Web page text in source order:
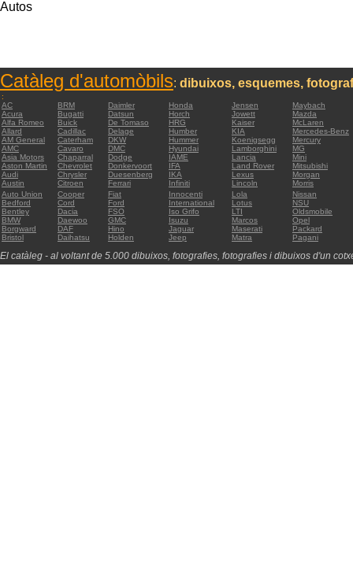
Autos
Catàleg d'automòbils: dibuixos, esquemes,
:
AC
BRM Daimler Honda Jensen
Maybach
Acura
Bugatti Datsun Horch Jowett
Mazda
Alfa Romeo
Buick De Tomaso HRG Kaiser
McLaren
Allard
Cadillac Delage Humber KIA
Mercedes-Benz
AM General
Caterham DKW Hummer Koenigsegg
Mercury
AMC
Cavaro DMC Hyundai Lamborghini
MG
Asia Motors
Chaparral Dodge IAME Lancia
Mini
Aston Martin
Chevrolet Donkervoort IFA Land Rover
Mitsubishi
Audi
Chrysler Duesenberg IKA Lexus
Morgan
Austin
Citroen Ferrari Infiniti Lincoln
Morris
Auto Union
Cooper Fiat Innocenti Lola
Nissan
Bedford
Cord Ford International Lotus
NSU
Bentley
Dacia FSO Iso Grifo LTI
Oldsmobile
BMW
Daewoo GMC Isuzu Marcos
Opel
Borgward
DAF Hino Jaguar Maserati
Packard
Bristol
Daihatsu Holden Jeep Matra Pagani
El catàleg - al voltant de 5.000 dibuixos, fotografies, fotografies i dibuixos d'un